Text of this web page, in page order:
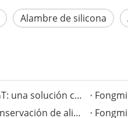
Alambre de silicona
Fongming Cable丨El versátil cable resistente al calor TGGT: una solución confiable para aplicaciones de alta temperatura
Fongming Cable丨Costumbres tradicionales de salud: conservación de alimentos y salud en la temporada de calor menor